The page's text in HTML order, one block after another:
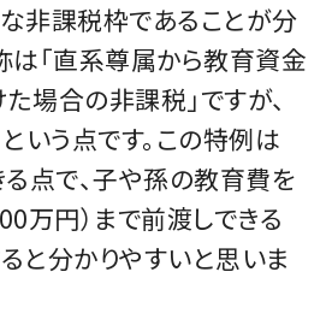
非課税枠であることが分
は「直系尊属から教育資⾦
場合の非課税」ですが、
いう点です。この特例は
る点で、⼦や孫の教育費を
万円）まで前渡しできる
と分かりやすいと思いま